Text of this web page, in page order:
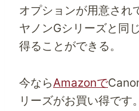
オプションが用意され
ヤノンGシリーズと同
得ることができる。
今ならAmazonで
リーズがお買い得です